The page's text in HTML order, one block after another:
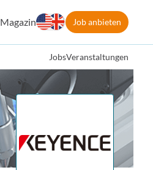
Magazin Job anbieten
JobsVeranstaltungen